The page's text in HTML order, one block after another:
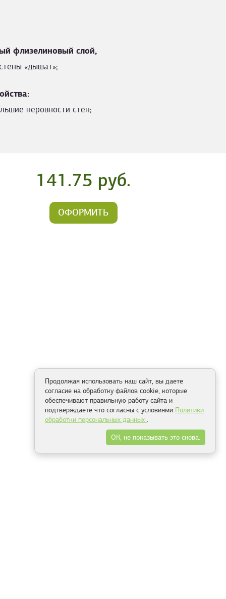
флизелиновый слой,
«дышат»;
неровности стен;
141.75 руб.
ОФОРМИТЬ
Продолжая использовать наш сайт, вы даете
согласие на обработку файлов cookie, которые
обеспечивают правильную работу сайта и
подтверждаете что согласны с условиями Политики
обработки персональных данных .
ОК, не показывать это снова.